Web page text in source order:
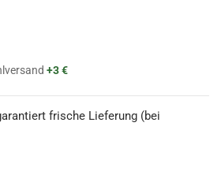
+3 €
frische Lieferung (bei